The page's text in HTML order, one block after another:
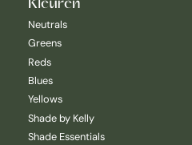
Neutrals
Greens
Reds
Blues
Yellows
Shade by Kelly
Shade Essentials